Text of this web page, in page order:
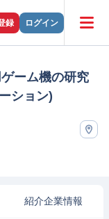
録 ログイン
ーム機の研究
ション)
紹介企業情報